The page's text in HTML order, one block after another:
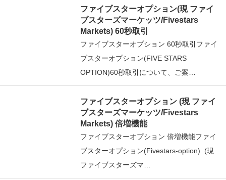
ファイブスターオプション(現 ファイ
ブスターズマーケッツ/Fivestars
Markets) 60秒取引
ファイブスターオプション 60秒取引ファイ
ブスターオプション(FIVE STARS
OPTION)60秒取引について、ご案…
ファイブスターオプション (現 ファイ
ブスターズマーケッツ/Fivestars
Markets) 倍増機能
ファイブスターオプション 倍増機能ファイ
ブスターオプション(Fivestars-option) (現
ファイブスターズマ…